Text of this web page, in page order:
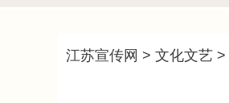
江苏宣传网 > 文化文艺 >